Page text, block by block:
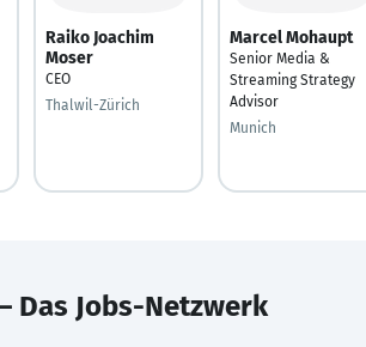
Raiko Joachim
Moser
CEO
Thalwil-Zürich
Marcel Mohaupt
Senior Media &
Streaming Strategy
Advisor
Munich
Das Jobs-Netzwerk